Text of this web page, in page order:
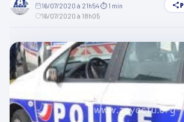
16/07/2020 à 21h54⏱ 1 min
16/07/2020 à 18h05